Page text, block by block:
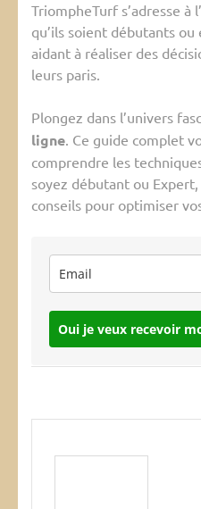
TriompheTurf s’adresse à
qu’ils soient débutants
aidant à réaliser des
leurs paris.
Plongez dans l’univers
ligne. Ce guide complet
comprendre les
soyez débutant ou
conseils pour optimiser
Oui je veux recevoir